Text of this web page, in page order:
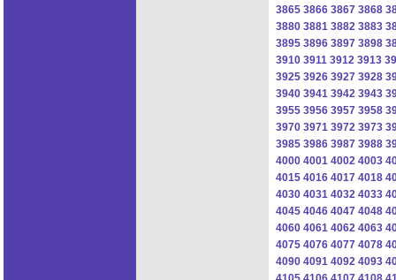
3865 3866 3867 3868
3880 3881 3882 3883
3895 3896 3897 3898
3910 3911 3912 3913
3925 3926 3927 3928
3940 3941 3942 3943
3955 3956 3957 3958
3970 3971 3972 3973
3985 3986 3987 3988
4000 4001 4002 4003
4015 4016 4017 4018
4030 4031 4032 4033
4045 4046 4047 4048
4060 4061 4062 4063
4075 4076 4077 4078
4090 4091 4092 4093